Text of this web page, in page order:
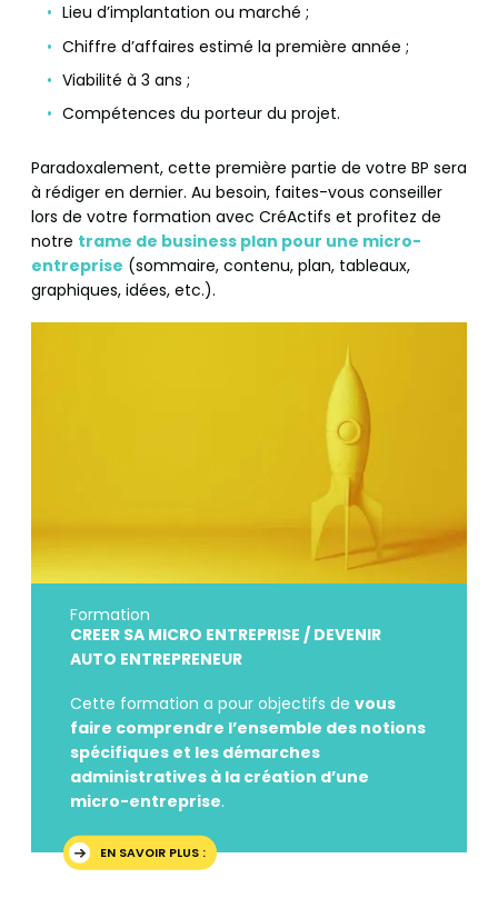
Lieu d’implantation ou marché ;
Chiffre d’affaires estimé la première année ;
Viabilité à 3 ans ;
Compétences du porteur du projet.
Paradoxalement, cette première partie de votre BP sera
à rédiger en dernier. Au besoin, faites-vous conseiller
lors de votre formation avec CréActifs et profitez de
notre trame de business plan pour une micro-
entreprise (sommaire, contenu, plan, tableaux,
graphiques, idées, etc.).
Formation
CREER SA MICRO ENTREPRISE / DEVENIR
AUTO ENTREPRENEUR
Cette formation a pour objectifs de vous
faire comprendre l’ensemble des notions
spécifiques et les démarches
administratives à la création d’une
micro-entreprise.
EN SAVOIR PLUS :